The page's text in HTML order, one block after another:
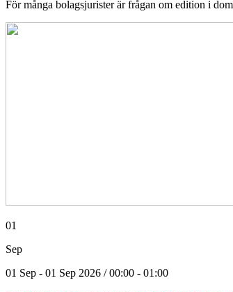
För många bolagsjurister är frågan om edition i
01
Sep
01 Sep - 01 Sep 2026 / 00:00 - 01:00